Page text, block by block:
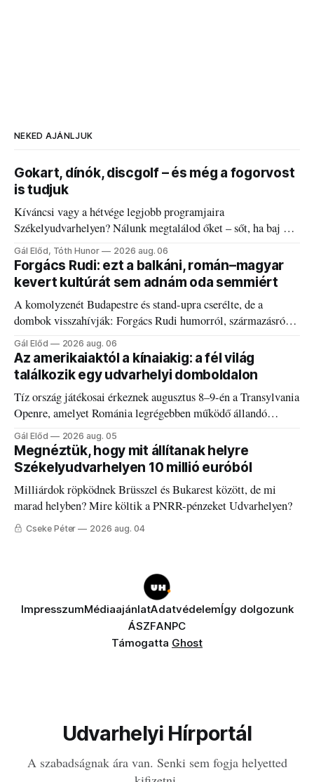
NEKED AJÁNLJUK
Gokart, dínók, discgolf – és még a fogorvost
is tudjuk
Kíváncsi vagy a hétvége legjobb programjaira
Székelyudvarhelyen? Nálunk megtalálod őket – sőt, ha baj van
a fogaddal, a fogorvosi ügyeletet is!
Gál Előd, Tóth Hunor 2026 aug. 06
Forgács Rudi: ezt a balkáni, román–magyar
kevert kultúrát sem adnám oda semmiért
A komolyzenét Budapestre és stand-upra cserélte, de a
dombok visszahívják: Forgács Rudi humorról, származásról
és határokról.
Gál Előd 2026 aug. 06
Az amerikaiaktól a kínaiakig: a fél világ
találkozik egy udvarhelyi domboldalon
Tíz ország játékosai érkeznek augusztus 8–9-én a Transylvania
Openre, amelyet Románia legrégebben működő állandó
discgolfpályáján rendeznek meg.
Gál Előd 2026 aug. 05
Megnéztük, hogy mit állítanak helyre
Székelyudvarhelyen 10 millió euróból
Milliárdok röpködnek Brüsszel és Bukarest között, de mi
marad helyben? Mire költik a PNRR-pénzeket Udvarhelyen?
Cseke Péter 2026 aug. 04
ImpresszumMédiaajánlatAdatvédelemÍgy dolgozunk
ÁSZFANPC
Támogatta Ghost
Udvarhelyi Hírportál
A szabadságnak ára van. Senki sem fogja helyetted